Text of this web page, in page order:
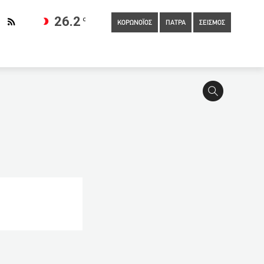
26.2 C
ΚΟΡΩΝΟΪΟΣ ΠΑΤΡΑ ΣΕΙΣΜΟΣ
των αρμοδίων τινάζει τον τουρισμό στον αέρα
κινούνται στη Λωρίδα Έκτακτης Ανάγκης